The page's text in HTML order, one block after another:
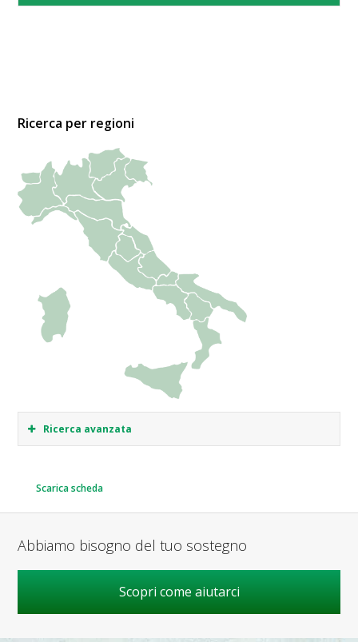
Ricerca per regioni
Ricerca avanzata
Scarica scheda
Abbiamo bisogno del tuo sostegno
Scopri come aiutarci